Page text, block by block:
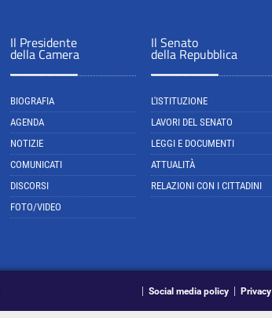
Il Presidente
della Camera
BIOGRAFIA
AGENDA
NOTIZIE
COMUNICATI
DISCORSI
FOTO/VIDEO
Il Senato
della Repubblica
L'ISTITUZIONE
LAVORI DEL SENATO
LEGGI E DOCUMENTI
ATTUALITÀ
RELAZIONI CON I CITTADINI
Social media policy Privacy